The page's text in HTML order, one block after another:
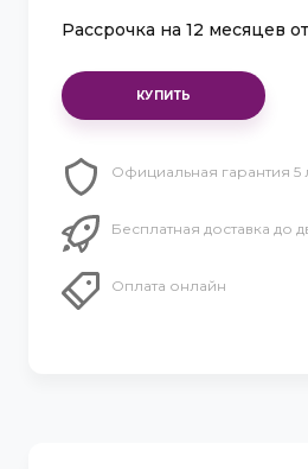
Рассрочка на 12 месяцев от
Официальная гарантия 5
Бесплатная доставка до
Оплата онлайн